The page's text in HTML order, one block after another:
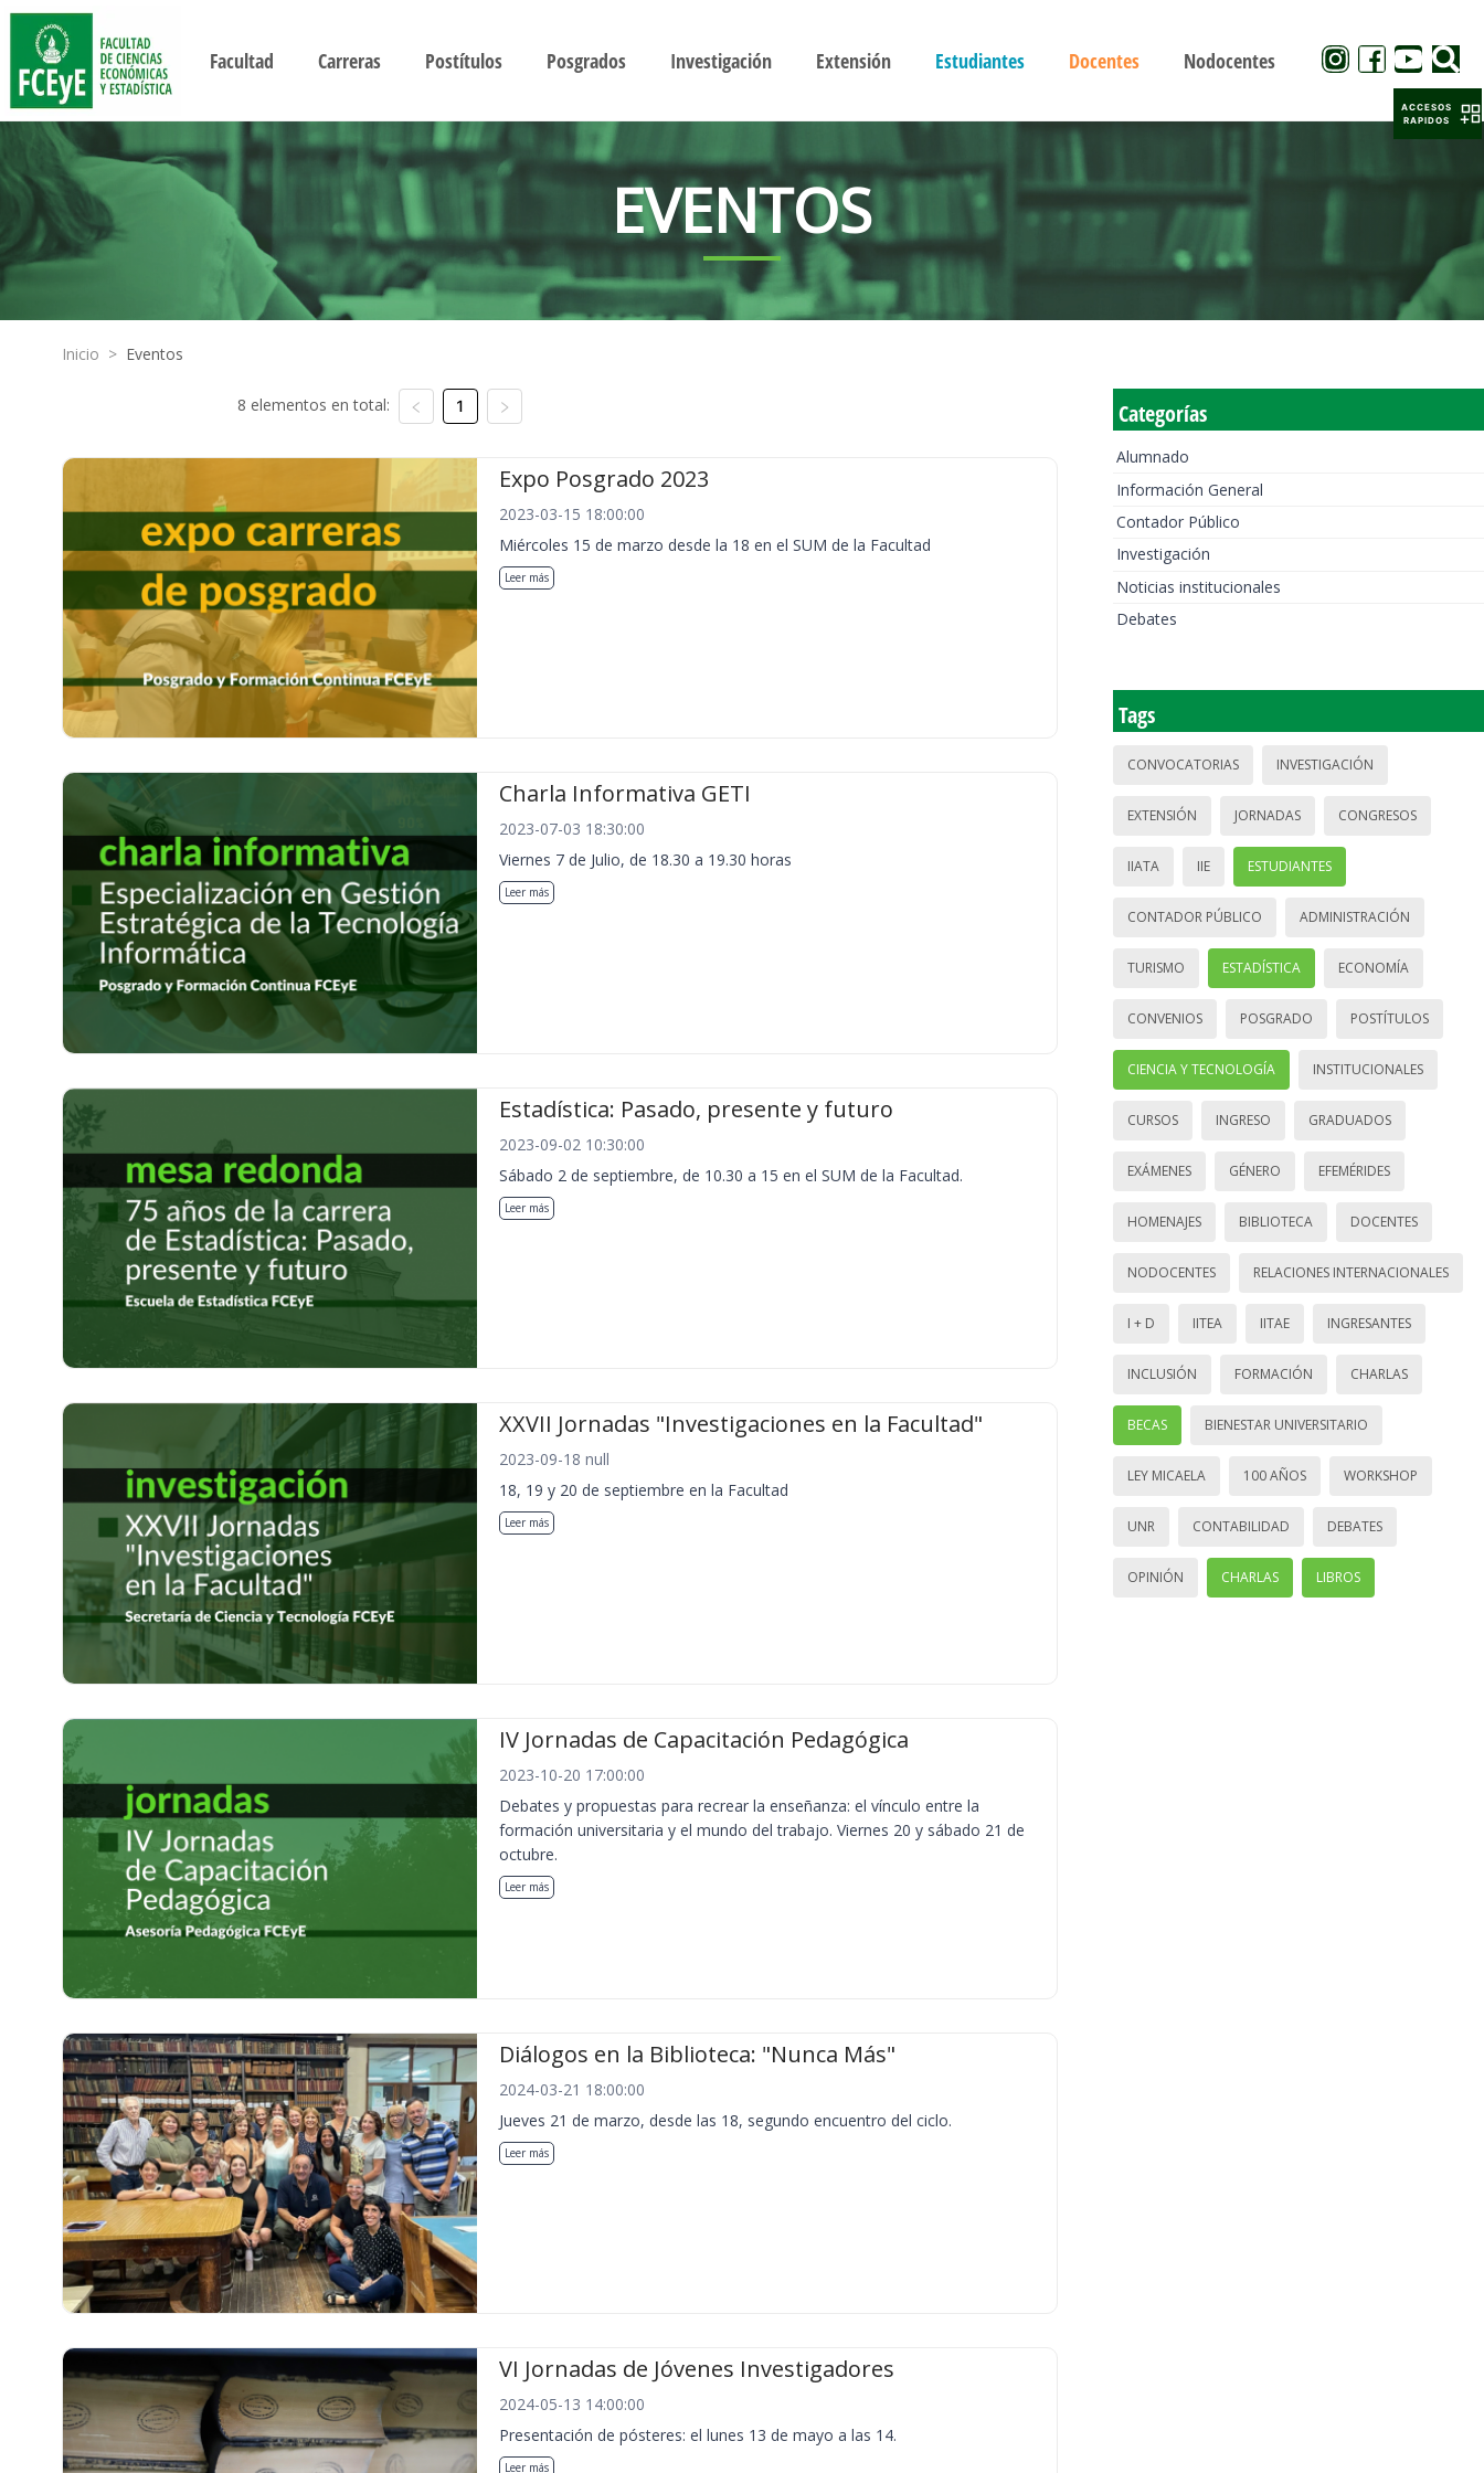
Facultad Carreras Postítulos Posgrados Investigación Extensión Estudiantes Docentes Nodocentes
EVENTOS
Inicio > Eventos
8 elementos en total: 1
Expo Posgrado 2023
2023-03-15 18:00:00
Miércoles 15 de marzo desde la 18 en el SUM de la Facultad
Leer más
Charla Informativa GETI
2023-07-03 18:30:00
Viernes 7 de Julio, de 18.30 a 19.30 horas
Leer más
Estadística: Pasado, presente y futuro
2023-09-02 10:30:00
Sábado 2 de septiembre, de 10.30 a 15 en el SUM de la Facultad.
Leer más
XXVII Jornadas "Investigaciones en la Facultad"
2023-09-18 null
18, 19 y 20 de septiembre en la Facultad
Leer más
IV Jornadas de Capacitación Pedagógica
2023-10-20 17:00:00
Debates y propuestas para recrear la enseñanza: el vínculo entre la
formación universitaria y el mundo del trabajo. Viernes 20 y sábado 21 de
octubre.
Leer más
Diálogos en la Biblioteca: "Nunca Más"
2024-03-21 18:00:00
Jueves 21 de marzo, desde las 18, segundo encuentro del ciclo.
Leer más
VI Jornadas de Jóvenes Investigadores
2024-05-13 14:00:00
Presentación de pósteres: el lunes 13 de mayo a las 14.
Leer más
Categorías
Alumnado
Información General
Contador Público
Investigación
Noticias institucionales
Debates
Tags
CONVOCATORIAS INVESTIGACIÓN
EXTENSIÓN JORNADAS CONGRESOS
IIATA IIE ESTUDIANTES
CONTADOR PÚBLICO ADMINISTRACIÓN
TURISMO ESTADÍSTICA ECONOMÍA
CONVENIOS POSGRADO POSTÍTULOS
CIENCIA Y TECNOLOGÍA INSTITUCIONALES
CURSOS INGRESO GRADUADOS
EXÁMENES GÉNERO EFEMÉRIDES
HOMENAJES BIBLIOTECA DOCENTES
NODOCENTES RELACIONES INTERNACIONALES
I + D IITEA IITAE INGRESANTES
INCLUSIÓN FORMACIÓN CHARLAS
BECAS BIENESTAR UNIVERSITARIO
LEY MICAELA 100 AÑOS WORKSHOP
UNR CONTABILIDAD DEBATES
OPINIÓN CHARLAS LIBROS
ACCESOS
RAPIDOS